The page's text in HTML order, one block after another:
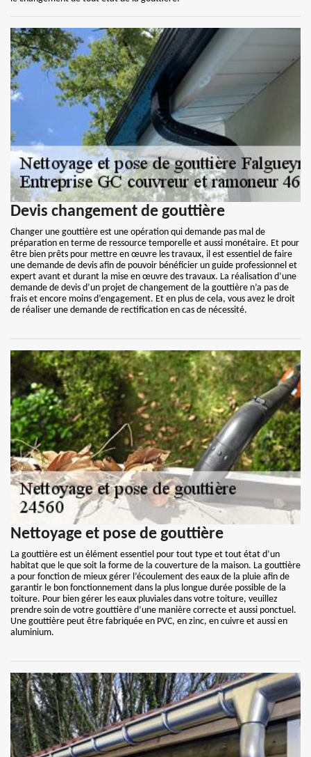
Devis changement de gouttière
Changer une gouttière est une opération qui demande pas mal de
préparation en terme de ressource temporelle et aussi monétaire. Et pour
être bien prêts pour mettre en œuvre les travaux, il est essentiel de faire
une demande de devis afin de pouvoir bénéficier un guide professionnel et
expert avant et durant la mise en œuvre des travaux. La réalisation d’une
demande de devis d’un projet de changement de la gouttière n’a pas de
frais et encore moins d’engagement. Et en plus de cela, vous avez le droit
de réaliser une demande de rectification en cas de nécessité.
Nettoyage et pose de gouttière
La gouttière est un élément essentiel pour tout type et tout état d’un
habitat que le que soit la forme de la couverture de la maison. La gouttière
a pour fonction de mieux gérer l’écoulement des eaux de la pluie afin de
garantir le bon fonctionnement dans la plus longue durée possible de la
toiture. Pour bien gérer les eaux pluviales dans votre toiture, veuillez
prendre soin de votre gouttière d’une manière correcte et aussi ponctuel.
Une gouttière peut être fabriquée en PVC, en zinc, en cuivre et aussi en
aluminium.